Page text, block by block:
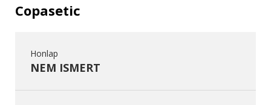
Copasetic
Honlap
NEM ISMERT